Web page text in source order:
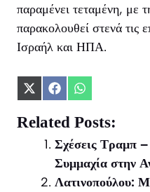
παραμένει τεταμένη, με
παρακολουθεί στενά τις
Ισραήλ και ΗΠΑ.
Share
X
(Twitter)
Share
Facebook
Share
WhatsApp
Related Posts:
Σχέσεις Τραμπ
Συμμαχία στην
Λατινοπούλου: